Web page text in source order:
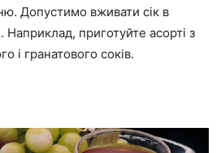
Допустимо вживати сік в
Наприклад, приготуйте асорті з
і гранатового соків.